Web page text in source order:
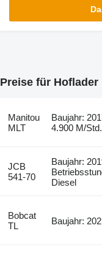
Preise für Hoflader
Manitou
MLT
Baujahr:
4.900 M/Std.
JCB
541-70
Baujahr:
Diesel
Bobcat
TL
Baujahr: